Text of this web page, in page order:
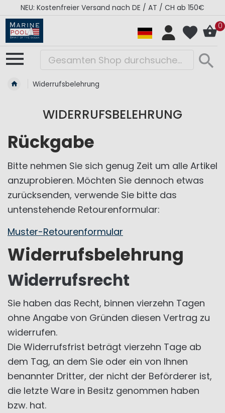
NEU: Kostenfreier Versand nach DE / AT / CH ab 150€
0
Widerrufsbelehrung
WIDERRUFSBELEHRUNG
Rückgabe
Bitte nehmen Sie sich genug Zeit um alle Artikel
anzuprobieren. Möchten Sie dennoch etwas
zurücksenden, verwende Sie bitte das
untenstehende Retourenformular:
Muster-Retourenformular
Widerrufsbelehrung
Widerrufsrecht
Sie haben das Recht, binnen vierzehn Tagen
ohne Angabe von Gründen diesen Vertrag zu
widerrufen.
Die Widerrufsfrist beträgt vierzehn Tage ab
dem Tag, an dem Sie oder ein von Ihnen
benannter Dritter, der nicht der Beförderer ist,
die letzte Ware in Besitz genommen haben
bzw. hat.